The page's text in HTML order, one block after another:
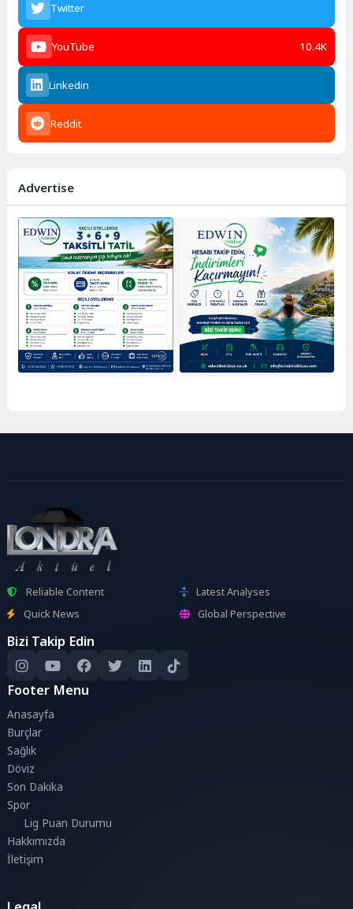
Twitter
YouTube 10.4K
Linkedin
Reddit
Advertise
Reliable Content
Latest Analyses
Quick News
Global Perspective
Bizi Takip Edin
Footer Menu
Anasayfa
Burçlar
Sağlık
Döviz
Son Dakika
Spor
Lig Puan Durumu
Hakkımızda
İletişim